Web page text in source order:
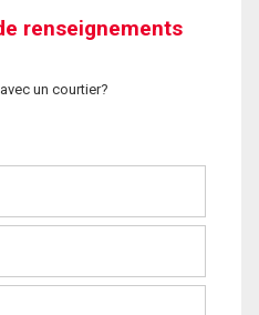
renseignements
un courtier?